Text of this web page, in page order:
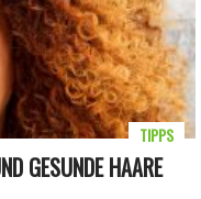
GESUNDE HAARE
TIPPS